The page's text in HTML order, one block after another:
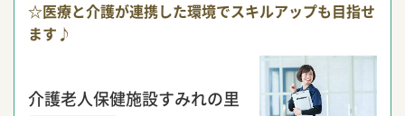
☆医療と介護が連携した環境でスキルアップも目指せ
ます♪
介護老人保健施設すみれの里